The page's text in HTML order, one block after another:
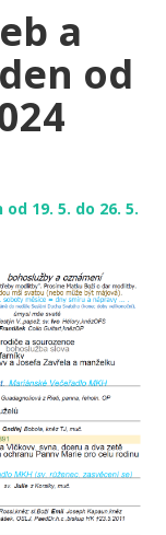
názvem
Pořad
bohoslužeb
5.
a
od
19. 5. do 26. 5.